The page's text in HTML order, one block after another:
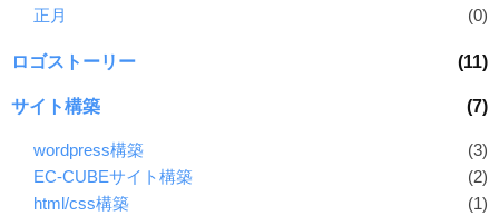
正月
(0)
ロゴストーリー (11)
サイト構築 (7)
wordpress構築
(3)
EC-CUBEサイト構築
(2)
html/css構築
(1)